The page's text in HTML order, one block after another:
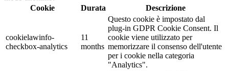
Cookie
Durata Descrizione
cookielawinfo-
checkbox-analytics
11
months
Questo cookie è impostato dal
plug-in GDPR Cookie Consent. Il
cookie viene utilizzato per
memorizzare il consenso dell'utente
per i cookie nella categoria
"Analytics".